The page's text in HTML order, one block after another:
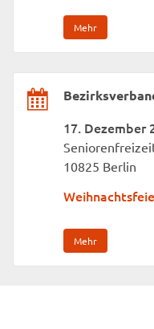
Mehr
17. Dezember
10825 Berlin
Mehr